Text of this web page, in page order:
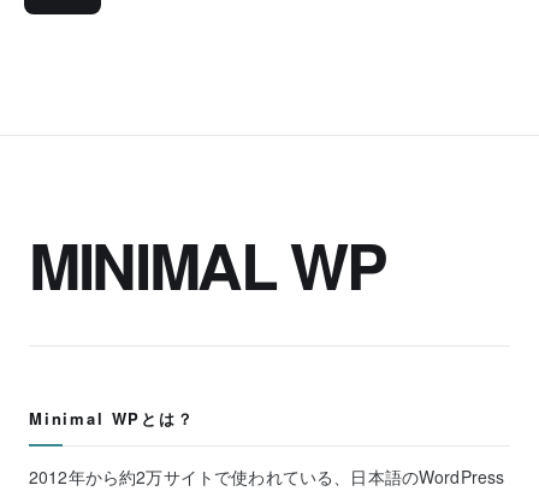
MINIMAL WP
Minimal WPとは？
2012年から約2万サイトで使われている、日本語のWordPress